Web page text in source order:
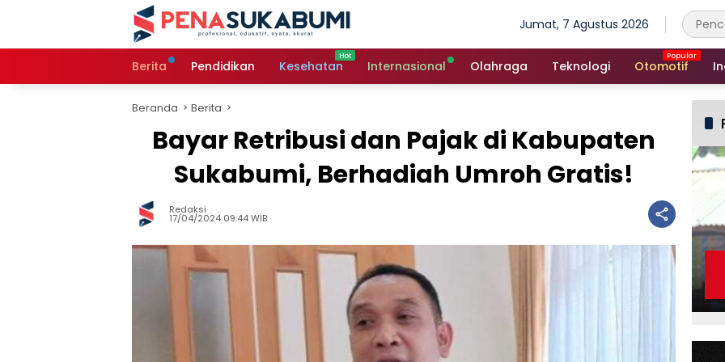
Jumat, 7 Agustus 2026
Berita Pendidikan Kesehatan Internasional Olahraga Teknologi Otomotif
Beranda Berita
Bayar Retribusi dan Pajak di Kabupaten
Sukabumi, Berhadiah Umroh Gratis!
Redaksi
17/04/2024 09:44 WIB